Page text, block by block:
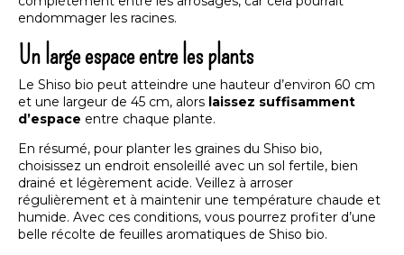
endommager les racines.
Un large espace entre les plants
Le Shiso bio peut atteindre une hauteur d’environ 60 cm
et une largeur de 45 cm, alors laissez suffisamment
d’espace entre chaque plante.
En résumé, pour planter les graines du Shiso bio,
choisissez un endroit ensoleillé avec un sol fertile, bien
drainé et légèrement acide. Veillez à arroser
régulièrement et à maintenir une température chaude et
humide. Avec ces conditions, vous pourrez profiter d’une
belle récolte de feuilles aromatiques de Shiso bio.